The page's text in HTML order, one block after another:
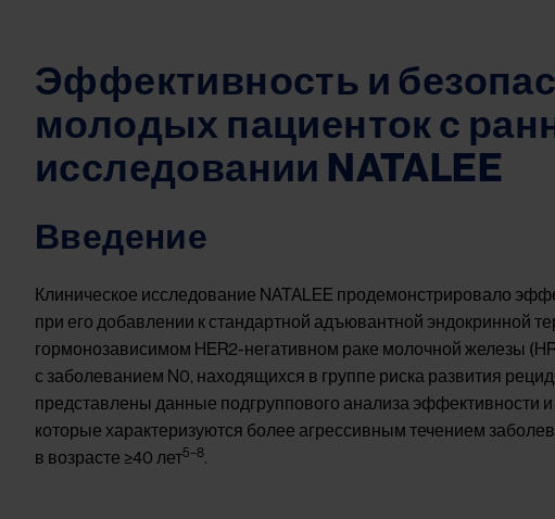
Эффективность и
молодых пациенток с
исследовании NATALEE
Введение
Клиническое исследование NATALEE продемонстрировало
при его добавлении к стандартной адъювантной эндокринной
гормонозависимом HER2-негативном раке молочной железы
с заболеванием N0, находящихся в группе риска развития
представлены данные подгруппового анализа эффективности
которые характеризуются более агрессивным течением
в возрасте ≥40 лет5–8.